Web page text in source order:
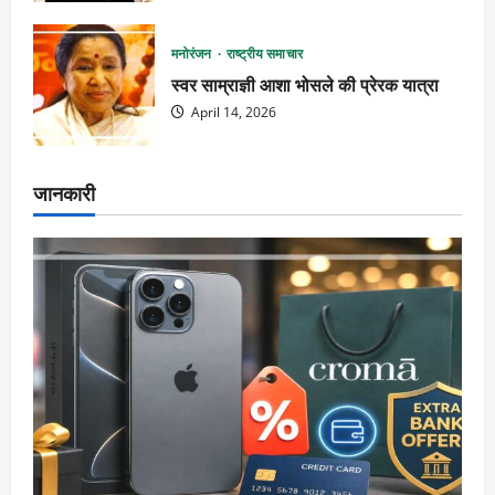
मनोरंजन राष्ट्रीय समाचार
स्वर साम्राज्ञी आशा भोसले की प्रेरक यात्रा
April 14, 2026
जानकारी